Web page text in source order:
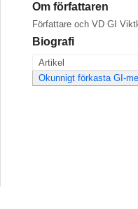
Om författaren
Författare och VD GI
Biografi
Artikel
Okunnigt förkasta GI-